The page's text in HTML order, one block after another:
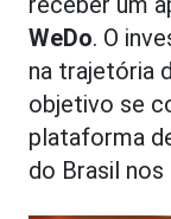
WeDo. O
na trajetória
objetivo se
plataforma
do Brasil